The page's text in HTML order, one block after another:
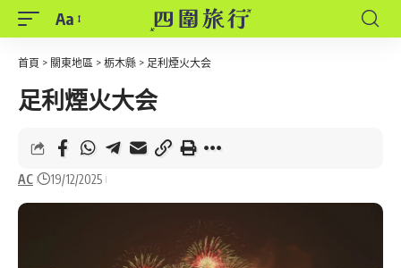
Font
Resizer
Aa
首頁 > 關東地區 > 栃木縣 > 足利煙火大会
足利煙火大会
AC 19/12/2025